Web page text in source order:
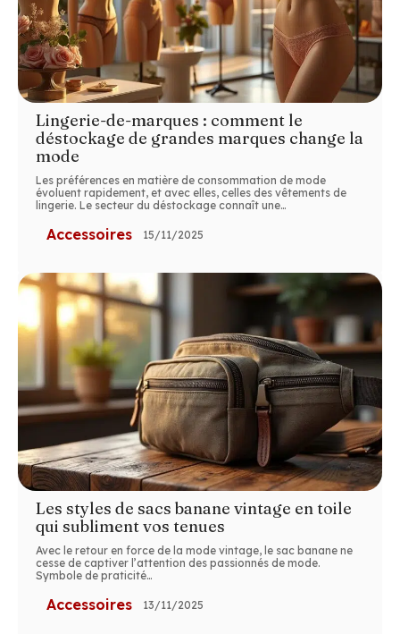
Lingerie-de-marques : comment le
déstockage de grandes marques change la
mode
Les préférences en matière de consommation de mode
évoluent rapidement, et avec elles, celles des vêtements de
lingerie. Le secteur du déstockage connaît une…
Accessoires 15/11/2025
Les styles de sacs banane vintage en toile
qui subliment vos tenues
Avec le retour en force de la mode vintage, le sac banane ne
cesse de captiver l’attention des passionnés de mode.
Symbole de praticité…
Accessoires 13/11/2025